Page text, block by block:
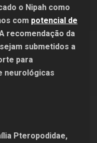
o Nipah como
com potencial de
recomendação da
submetidos a
para
neurológicas
Pteropodidae,